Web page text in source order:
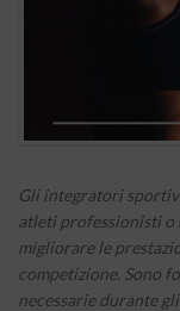
Gli integratori
atleti professionisti o
migliorare le
competizione. Sono
necessarie durante